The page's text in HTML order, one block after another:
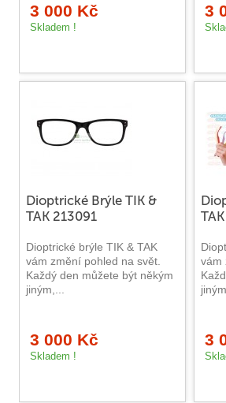
3 000 Kč
Skladem !
3
Dioptrické Brýle TIK &
TAK 213091
Dioptrické brýle TIK & TAK
vám změní pohled na svět.
Každý den můžete být někým
jiným,...
3 000 Kč
Skladem !
vám
3